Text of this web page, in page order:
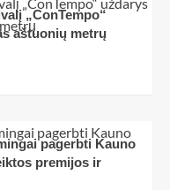
„ConTempo“
aštuonių metrų
pagerbti Kauno
premijos ir